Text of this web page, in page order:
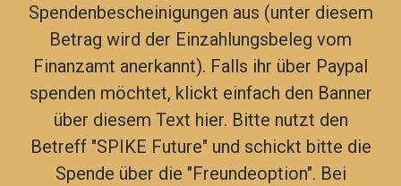
Spendenbescheinigungen aus (unter diesem
Betrag wird der Einzahlungsbeleg vom
Finanzamt anerkannt). Falls ihr über Paypal
spenden möchtet, klickt einfach den Banner
über diesem Text hier. Bitte nutzt den
Betreff "SPIKE Future" und schickt bitte die
Spende über die "Freundeoption". Bei